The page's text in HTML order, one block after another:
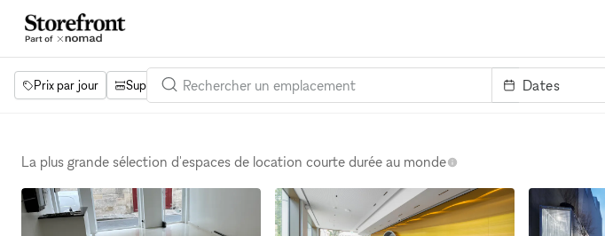
Dates
Prix par jour Superficie Projets Équipements
La plus grande sélection d'espaces de location courte durée au monde